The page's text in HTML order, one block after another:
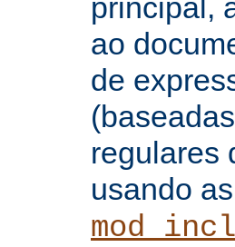
principal,
ao
de
regulares
usando